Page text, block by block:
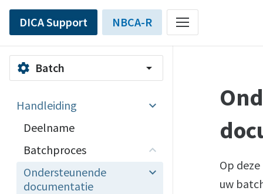
DICA Support NBCA-R
settings Batch arrow_drop_down
Handleiding
Deelname
Batchproces
Ondersteunende
documentatie
Op
uw